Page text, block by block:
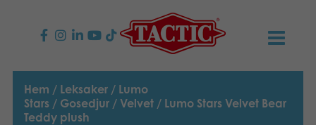
PRODUKTER
Barnspel
NYHETER
Hem / Leksaker / Lumo
Stars / Gosedjur / Velvet / Lumo Stars Velvet Bear
Teddy plush